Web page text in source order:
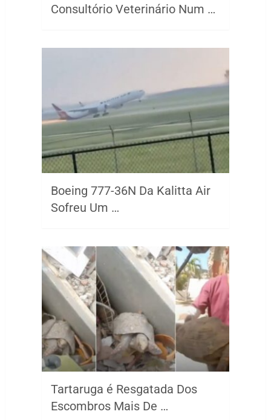
Consultório Veterinário Num …
Boeing 777-36N Da Kalitta Air
Sofreu Um …
Tartaruga é Resgatada Dos
Escombros Mais De …